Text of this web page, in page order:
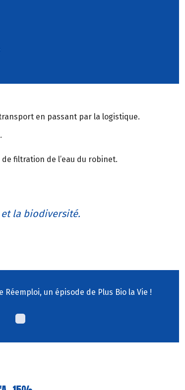
en passant par la logistique.
filtration de l’eau du robinet.
la biodiversité.
un épisode de Plus Bio la Vie !